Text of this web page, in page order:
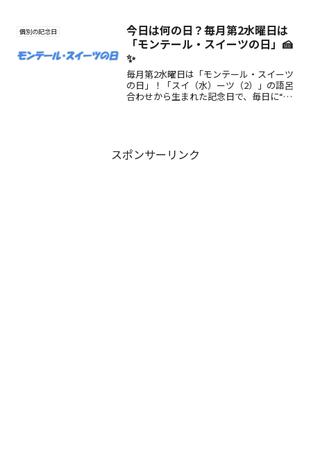
個別の記念日
今日は何の日？毎月第2水曜日は
「モンテール・スイーツの日」🍰
✨
毎月第2水曜日は「モンテール・スイーツ
の日」！「スイ（水）ーツ（2）」の語呂
合わせから生まれた記念日で、毎日に“甘
スポンサーリンク